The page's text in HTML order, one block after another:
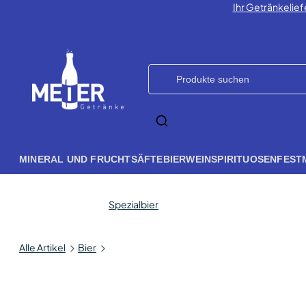
Ihr
MINERAL UND FRUCHTSÄFTEBIERWEINSPIRITUOSEN
Alle Artikel Bier
Spezialbier